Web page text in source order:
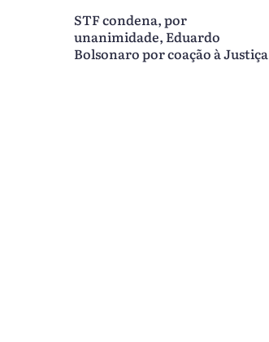
STF condena, por
unanimidade, Eduardo
Bolsonaro por coação à Justiça